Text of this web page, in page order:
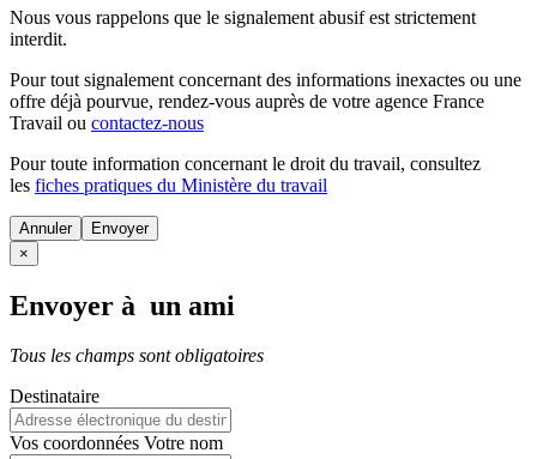
Nous vous rappelons que le signalement abusif est strictement
interdit.
Pour tout signalement concernant des informations inexactes ou une
offre déjà pourvue, rendez-vous auprès de votre agence France
Travail ou contactez-nous
Pour toute information concernant le droit du travail, consultez
les fiches pratiques du Ministère du travail
Annuler
×
Envoyer à un ami
Tous les champs sont obligatoires
Destinataire
Vos coordonnées Votre nom